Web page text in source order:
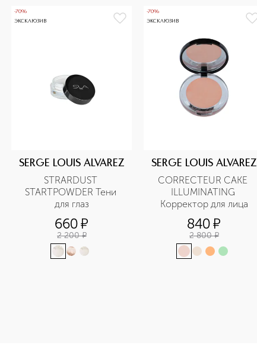
-70%
ЭКСКЛЮЗИВ
SERGE LOUIS ALVAREZ
STRARDUST
STARTPOWDER Тени
для глаз
660¤
2 200 ¤
-70%
ЭКСКЛЮЗИВ
SERGE LOUIS ALVAREZ
CORRECTEUR CAKE
ILLUMINATING
Корректор для лица
840¤
2 800 ¤